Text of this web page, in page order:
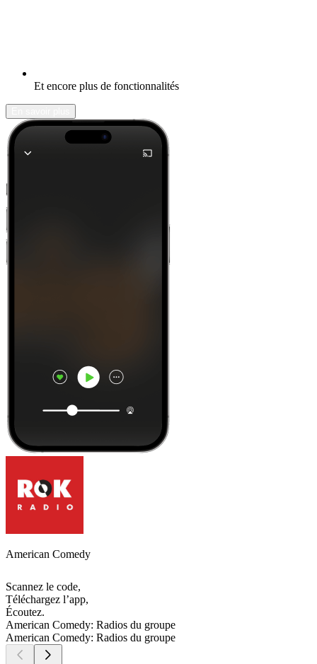
Et encore plus de fonctionnalités
American Comedy
Scannez le code,
Téléchargez l’app,
Écoutez.
American Comedy: Radios du groupe
American Comedy: Radios du groupe